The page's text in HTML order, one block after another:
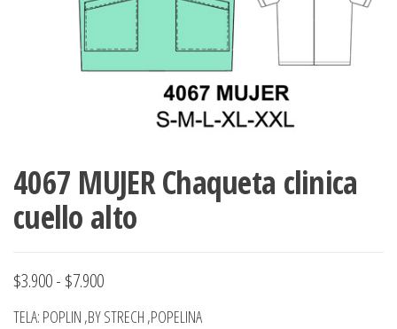
accumark ,
pdf , Moldes
Gerber ,
ropa,
Graduaciones,
Ploteo y
Digitalización
accumark,
Moldes en
pdf, Moldes
Santiago-
Chile.
4067 MUJER Chaqueta clinica
cuello alto
$3.900- $7.900Rango
de
TELA: POPLIN ,BY STRECH ,POPELINA